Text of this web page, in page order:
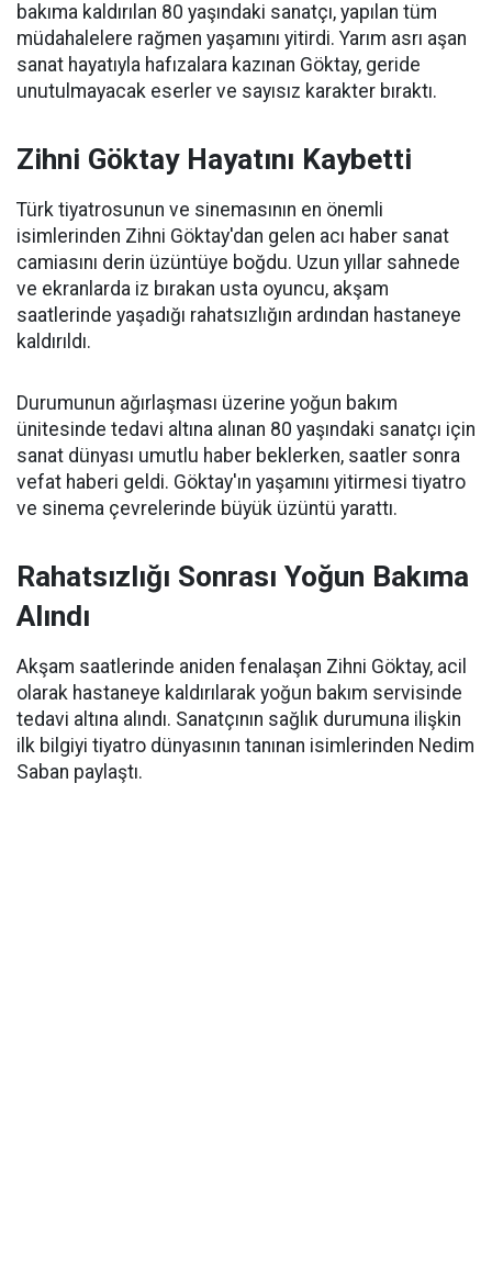
bakıma kaldırılan 80 yaşındaki sanatçı, yapılan tüm
müdahalelere rağmen yaşamını yitirdi. Yarım asrı aşan
sanat hayatıyla hafızalara kazınan Göktay, geride
unutulmayacak eserler ve sayısız karakter bıraktı.
Zihni Göktay Hayatını Kaybetti
Türk tiyatrosunun ve sinemasının en önemli
isimlerinden Zihni Göktay'dan gelen acı haber sanat
camiasını derin üzüntüye boğdu. Uzun yıllar sahnede
ve ekranlarda iz bırakan usta oyuncu, akşam
saatlerinde yaşadığı rahatsızlığın ardından hastaneye
kaldırıldı.
Durumunun ağırlaşması üzerine yoğun bakım
ünitesinde tedavi altına alınan 80 yaşındaki sanatçı için
sanat dünyası umutlu haber beklerken, saatler sonra
vefat haberi geldi. Göktay'ın yaşamını yitirmesi tiyatro
ve sinema çevrelerinde büyük üzüntü yarattı.
Rahatsızlığı Sonrası Yoğun Bakıma
Alındı
Akşam saatlerinde aniden fenalaşan Zihni Göktay, acil
olarak hastaneye kaldırılarak yoğun bakım servisinde
tedavi altına alındı. Sanatçının sağlık durumuna ilişkin
ilk bilgiyi tiyatro dünyasının tanınan isimlerinden Nedim
Saban paylaştı.